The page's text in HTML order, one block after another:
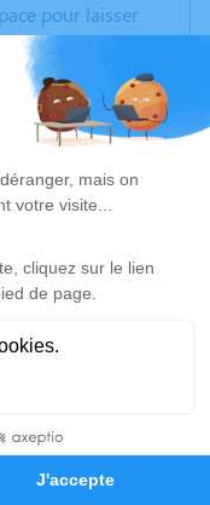
Hommages
pour laisser
souvenirs, une
travers des
un lieu
de Patricia
est
rends hommage